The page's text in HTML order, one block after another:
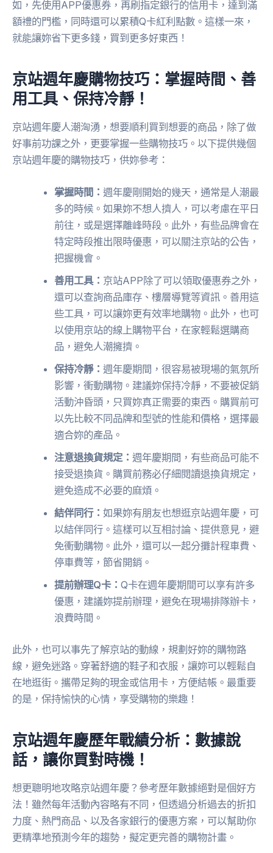
如，先使用APP優惠券，再刷指定銀行的信用卡，達到滿
額禮的門檻，同時還可以累積Q卡紅利點數。這樣一來，
就能讓妳省下更多錢，買到更多好東西！
京站週年慶購物技巧：掌握時間、善
用工具、保持冷靜！
京站週年慶人潮洶湧，想要順利買到想要的商品，除了做
好事前功課之外，更要掌握一些購物技巧。以下提供幾個
京站週年慶的購物技巧，供妳參考：
掌握時間：週年慶剛開始的幾天，通常是人潮最
多的時候。如果妳不想人擠人，可以考慮在平日
前往，或是選擇離峰時段。此外，有些品牌會在
特定時段推出限時優惠，可以關注京站的公告，
把握機會。
善用工具： 京站APP除了可以領取優惠券之外，
還可以查詢商品庫存、樓層導覽等資訊。善用這
些工具，可以讓妳更有效率地購物。此外，也可
以使用京站的線上購物平台，在家輕鬆選購商
品，避免人潮擁擠。
保持冷靜：週年慶期間，很容易被現場的氣氛所
影響，衝動購物。建議妳保持冷靜，不要被促銷
活動沖昏頭，只買妳真正需要的東西。購買前可
以先比較不同品牌和型號的性能和價格，選擇最
適合妳的產品。
注意退換貨規定：週年慶期間，有些商品可能不
接受退換貨。購買前務必仔細閱讀退換貨規定，
避免造成不必要的麻煩。
結伴同行：如果妳有朋友也想逛京站週年慶，可
以結伴同行。這樣可以互相討論、提供意見，避
免衝動購物。此外，還可以一起分攤計程車費、
停車費等，節省開銷。
提前辦理Q卡：Q卡在週年慶期間可以享有許多
優惠，建議妳提前辦理，避免在現場排隊辦卡，
浪費時間。
此外，也可以事先了解京站的動線，規劃好妳的購物路
線，避免迷路。穿著舒適的鞋子和衣服，讓妳可以輕鬆自
在地逛街。攜帶足夠的現金或信用卡，方便結帳。最重要
的是，保持愉快的心情，享受購物的樂趣！
京站週年慶歷年戰績分析：數據說
話，讓你買對時機！
想更聰明地攻略京站週年慶？參考歷年數據絕對是個好方
法！雖然每年活動內容略有不同，但透過分析過去的折扣
力度、熱門商品、以及各家銀行的優惠方案，可以幫助你
更精準地預測今年的趨勢，擬定更完善的購物計畫。